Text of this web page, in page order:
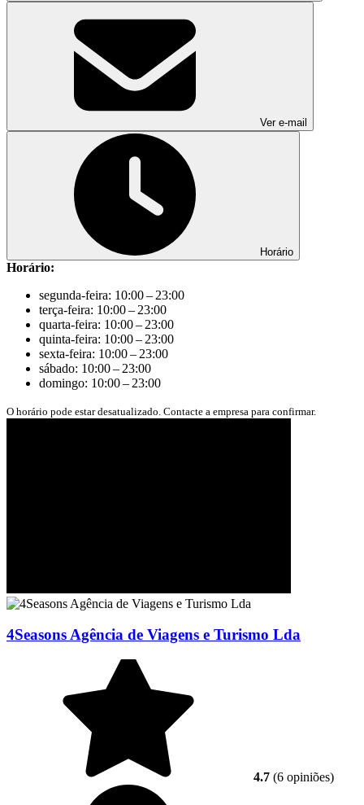
Ver e-mail
Horário
Horário:
segunda-feira: 10:00 – 23:00
terça-feira: 10:00 – 23:00
quarta-feira: 10:00 – 23:00
quinta-feira: 10:00 – 23:00
sexta-feira: 10:00 – 23:00
sábado: 10:00 – 23:00
domingo: 10:00 – 23:00
O horário pode estar desatualizado. Contacte a empresa para confirmar.
4Seasons Agência de Viagens e Turismo Lda
4.7 (6 opiniões)